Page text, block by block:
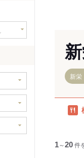
新栄
1～20件